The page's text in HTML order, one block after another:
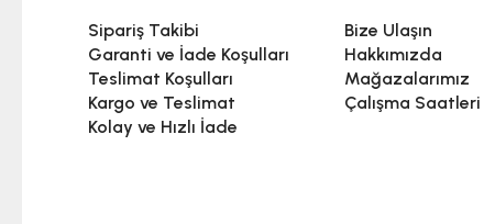
Sipariş Takibi
Garanti ve İade Koşulları
Teslimat Koşulları
Kargo ve Teslimat
Kolay ve Hızlı İade
Bize Ulaşın
Hakkımızda
Mağazalarımız
Çalışma Saatleri